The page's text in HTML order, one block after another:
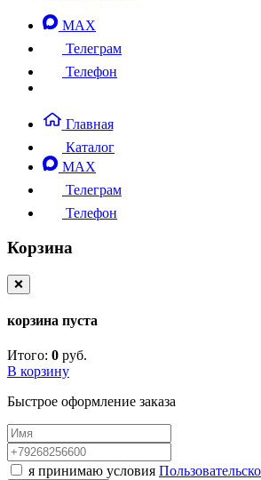
MAX
Телеграм
Телефон
Главная
Каталог
MAX
Телеграм
Телефон
Корзина
❌
корзина пуста
Итого: 0 руб.
В корзину
Быстрое оформление заказа
я принимаю условия